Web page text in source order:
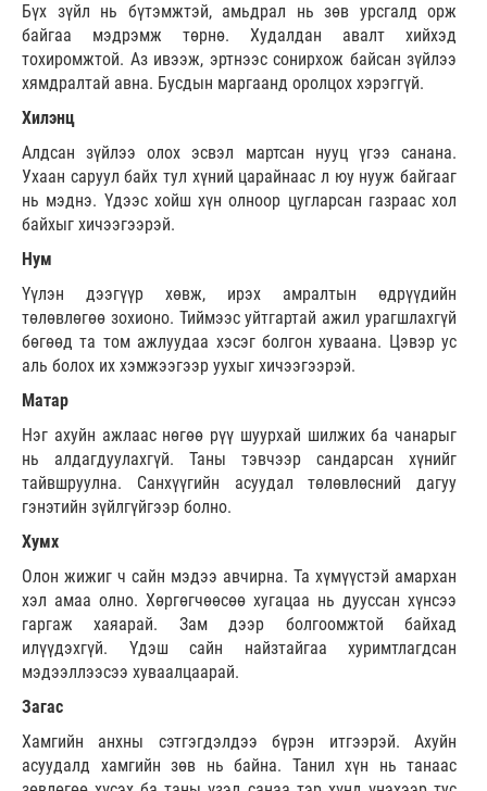
Бүх зүйл нь бүтэмжтэй, амьдрал нь зөв урсгалд орж
байгаа мэдрэмж төрнө. Худалдан авалт хийхэд
тохиромжтой. Аз ивээж, эртнээс сонирхож байсан зүйлээ
хямдралтай авна. Бусдын маргаанд оролцох хэрэггүй.
Хилэнц
Алдсан зүйлээ олох эсвэл мартсан нууц үгээ санана.
Ухаан саруул байх тул хүний царайнаас л юу нууж байгааг
нь мэднэ. Үдээс хойш хүн олноор цугларсан газраас хол
байхыг хичээгээрэй.
Нум
Үүлэн дээгүүр хөвж, ирэх амралтын өдрүүдийн
төлөвлөгөө зохионо. Тиймээс уйтгартай ажил урагшлахгүй
бөгөөд та том ажлуудаа хэсэг болгон хуваана. Цэвэр ус
аль болох их хэмжээгээр уухыг хичээгээрэй.
Матар
Нэг ахуйн ажлаас нөгөө рүү шуурхай шилжих ба чанарыг
нь алдагдуулахгүй. Таны тэвчээр сандарсан хүнийг
тайвшруулна. Санхүүгийн асуудал төлөвлөсний дагуу
гэнэтийн зүйлгүйгээр болно.
Хумх
Олон жижиг ч сайн мэдээ авчирна. Та хүмүүстэй амархан
хэл амаа олно. Хөргөгчөөсөө хугацаа нь дууссан хүнсээ
гаргаж хаяарай. Зам дээр болгоомжтой байхад
илүүдэхгүй. Үдэш сайн найзтайгаа хуримтлагдсан
мэдээллээсээ хуваалцаарай.
Загас
Хамгийн анхны сэтгэгдэлдээ бүрэн итгээрэй. Ахуйн
асуудалд хамгийн зөв нь байна. Танил хүн нь танаас